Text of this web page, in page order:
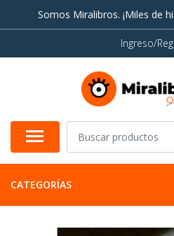
Somos Miralibros. ¡Miles de
Ingreso/
CATEGORÍAS